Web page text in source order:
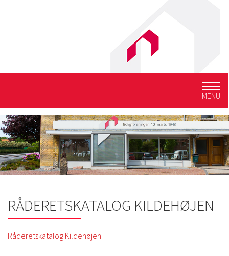
MENU
RÅDERETSKATALOG KILDEHØJEN
Råderetskatalog Kildehøjen